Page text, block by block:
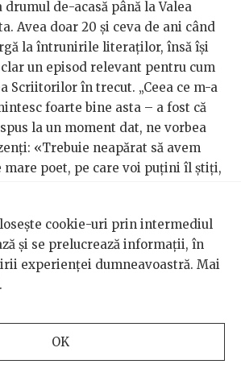
de-acasă până la Valea
Avea doar 20 și ceva de ani când
la întrunirile literaților, însă își
un episod relevant pentru cum
Scriitorilor în trecut. „Ceea ce m-a
foarte bine asta – a fost că
la un moment dat, ne vorbea
«Trebuie neapărat să avem
mare poet, pe care voi puțini îl știți,
prea avea de muncă și nici bani.
amintește că la un an după acest
a și murit, având doar 35 de ani.
cookie-uri prin intermediul
și se prelucrează informații, în
experienței dumneavoastră. Mai
.
OK